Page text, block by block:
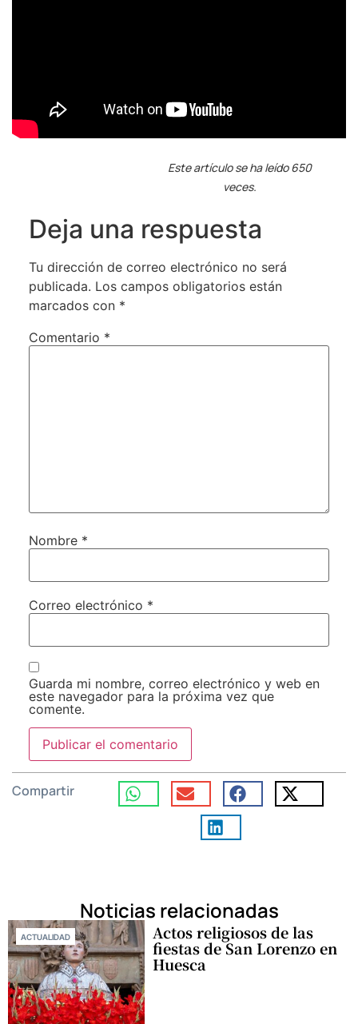
Este artículo se ha leído 650
veces.
Deja una respuesta
Tu dirección de correo electrónico no será
publicada. Los campos obligatorios están
marcados con *
Comentario *
Nombre *
Correo electrónico *
Guarda mi nombre, correo electrónico y web en
este navegador para la próxima vez que
comente.
Compartir
Noticias relacionadas
ACTUALIDAD Actos religiosos de las
fiestas de San Lorenzo en
Huesca